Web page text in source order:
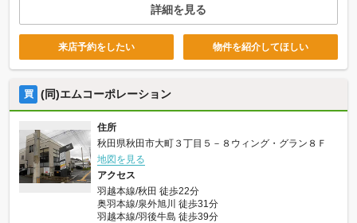
詳細を見る
来店予約をしたい 物件を紹介してほしい
買 (同)エムコーポレーション
住所
秋田県秋田市大町３丁目５－８ウィング・グラン８Ｆ
地図を見る
アクセス
羽越本線/秋田 徒歩22分
奥羽本線/泉外旭川 徒歩31分
羽越本線/羽後牛島 徒歩39分